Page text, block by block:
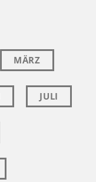
MÄRZ
JULI